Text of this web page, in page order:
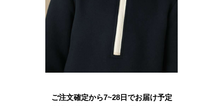
ご注文確定から7~28日でお届け予定